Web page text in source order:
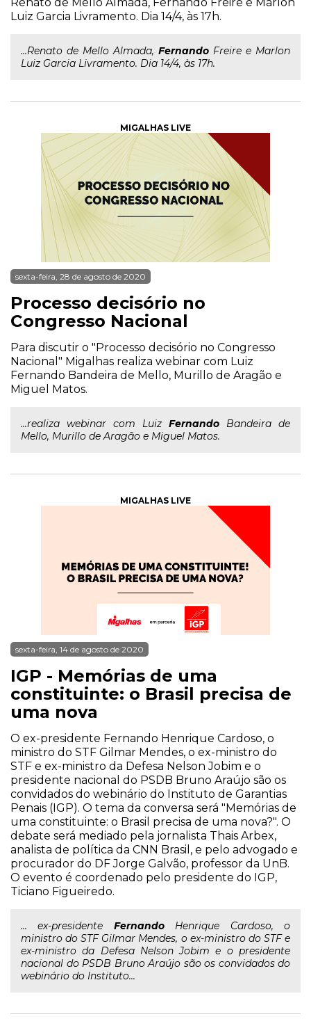
Luiz Garcia Livramento. Dia 14/4, às 17h.
...Renato de Mello Almada, Fernando Freire e Marlon
Luiz Garcia Livramento. Dia 14/4, às 17h.
MIGALHAS LIVE
sexta-feira, 28 de agosto de 2020
Processo decisório no
Congresso Nacional
Para discutir o "Processo decisório no Congresso
Nacional" Migalhas realiza webinar com Luiz
Fernando Bandeira de Mello, Murillo de Aragão e
Miguel Matos.
...realiza webinar com Luiz Fernando Bandeira de
Mello, Murillo de Aragão e Miguel Matos.
MIGALHAS LIVE
sexta-feira, 14 de agosto de 2020
IGP - Memórias de uma
constituinte: o Brasil precisa de
uma nova
O ex-presidente Fernando Henrique Cardoso, o
ministro do STF Gilmar Mendes, o ex-ministro do
STF e ex-ministro da Defesa Nelson Jobim e o
presidente nacional do PSDB Bruno Araújo são os
convidados do webinário do Instituto de Garantias
Penais (IGP). O tema da conversa será "Memórias de
uma constituinte: o Brasil precisa de uma nova?". O
debate será mediado pela jornalista Thais Arbex,
analista de política da CNN Brasil, e pelo advogado e
procurador do DF Jorge Galvão, professor da UnB.
O evento é coordenado pelo presidente do IGP,
Ticiano Figueiredo.
... ex-presidente FernandoHenrique Cardoso, o
ministro do STF Gilmar Mendes, o ex-ministro do STF e
ex-ministro da Defesa Nelson Jobim e o presidente
nacional do PSDB Bruno Araújo são os convidados do
webinário do Instituto...